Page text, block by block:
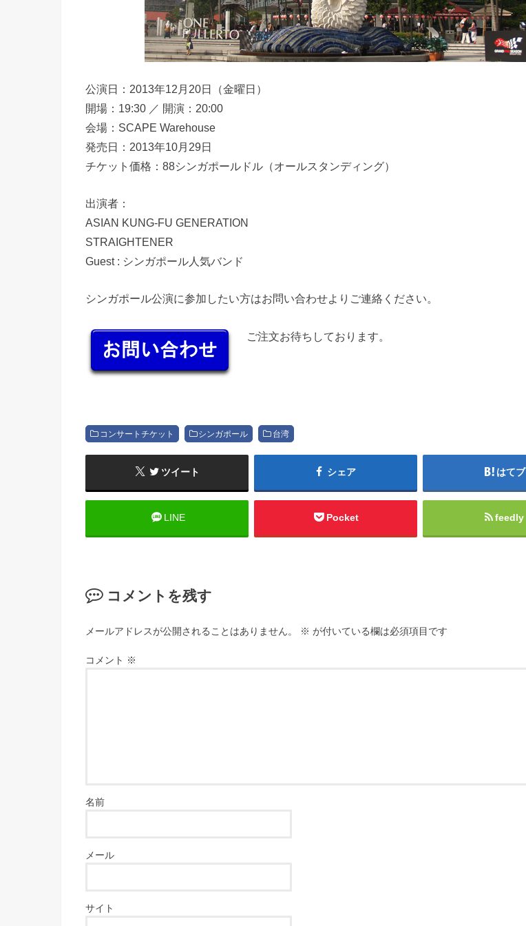
公演日：2013年12月20日（金曜日）
開場：19:30 ／ 開演：20:00
会場：SCAPE Warehouse
発売日：2013年10月29日
チケット価格：88シンガポールドル（オールスタンディング）
出演者：
ASIAN KUNG-FU GENERATION
STRAIGHTENER
Guest : シンガポール人気バンド
シンガポール公演に参加したい方はお問い合わせよりご連絡ください。
ご注文お待ちしております。
コンサートチケット シンガポール 台湾
ツイート シェア はてブ
LINE Pocket feedly
コメントを残す
メールアドレスが公開されることはありません。 ※ が付いている欄は必須項目です
コメント ※
名前
メール
サイト